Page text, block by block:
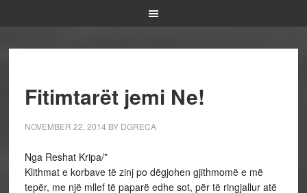
Fitimtarët jemi Ne!
NOVEMBER 22, 2014 BY DGRECA
Nga Reshat Kripa/*
Klithmat e korbave të zinj po dëgjohen gjithmomë e më
tepër, me një mllef të paparë edhe sot, për të ringjallur atë